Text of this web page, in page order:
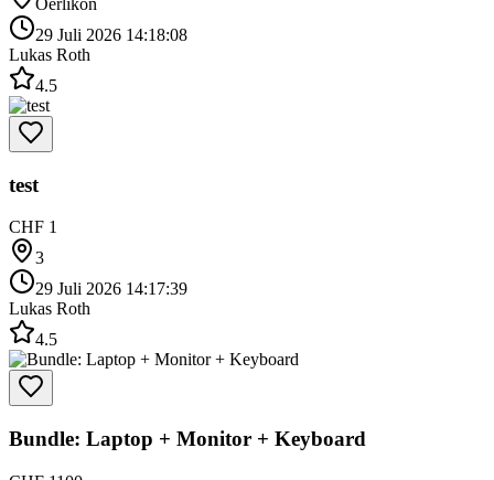
Oerlikon
29 Juli 2026 14:18:08
Lukas Roth
4.5
test
CHF 1
3
29 Juli 2026 14:17:39
Lukas Roth
4.5
Bundle: Laptop + Monitor + Keyboard